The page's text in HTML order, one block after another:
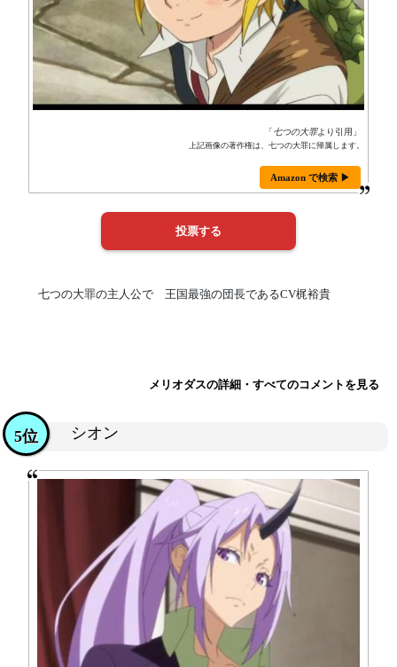
「七つの大罪より引用」
上記画像の著作権は、七つの大罪に帰属します。
Amazon で検索 ▶
七つの大罪の主人公で 王国最強の団長であるCV梶裕貴
メリオダスの詳細・すべてのコメントを見る
シオン
5位